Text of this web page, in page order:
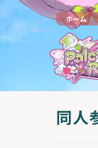
ホーム
同人